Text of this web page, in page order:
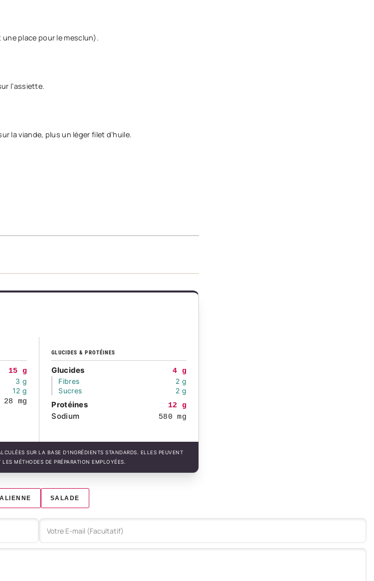
place pour le mesclun).
l’assiette.
la viande, plus un léger filet d’huile.
15 g
3 g
12 g
28 mg
GLUCIDES & PROTÉINES
Glucides
4 g
Fibres
2 g
Sucres
2 g
Protéines 12 g
Sodium 580 mg
SUR LA BASE D'INGRÉDIENTS STANDARDS. ELLES PEUVENT
MÉTHODES DE PRÉPARATION EMPLOYÉES.
SALADE